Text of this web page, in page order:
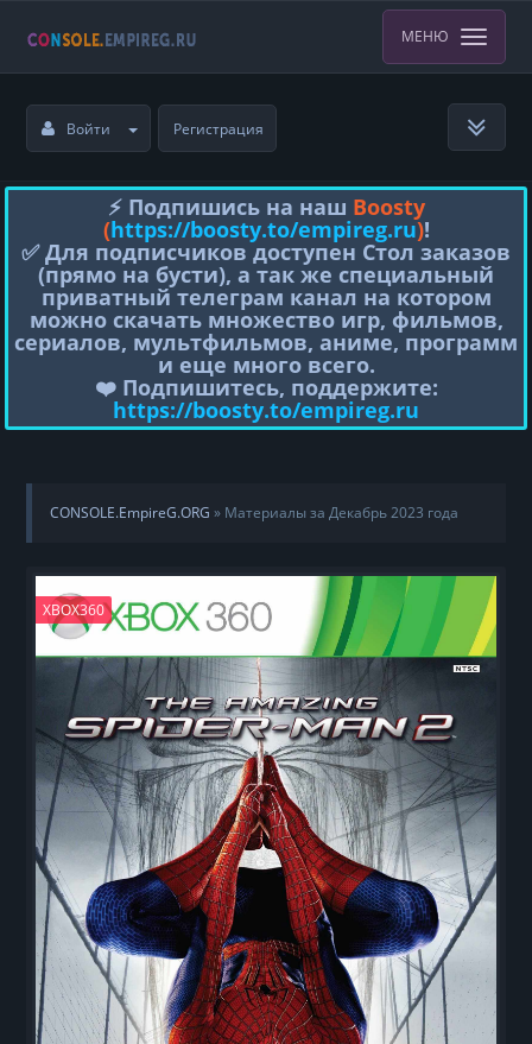
МЕНЮ
Войти Регистрация
⚡️ Подпишись на наш Boosty
(https://boosty.to/empireg.ru)!
✅ Для подписчиков доступен Стол заказов
(прямо на бусти), а так же специальный
приватный телеграм канал на котором
можно скачать множество игр, фильмов,
сериалов, мультфильмов, аниме, программ
и еще много всего.
❤️ Подпишитесь, поддержите:
https://boosty.to/empireg.ru
CONSOLE.EmpireG.ORG » Материалы за Декабрь 2023 года
XBOX360